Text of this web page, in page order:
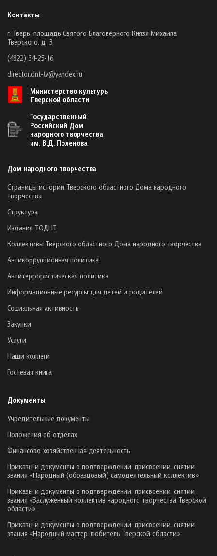
Контакты
г. Тверь, площадь Святого Благоверного Князя Михаила
Тверского, д. 3
(4822) 34-25-16
director.dnt-tv@yandex.ru
Министерство культуры
Тверской области
Государственный
Российский Дом
народного творчества
им. В.Д. Поленова
Дом народного творчества
Страницы истории Тверского областного Дома народного
творчества
Структура
Издания ТОДНТ
Коллективы Тверского областного Дома народного творчества
Антикоррупционная политика
Антитеррористическая политика
Информационные ресурсы для детей и родителей
Социальная активность
Закупки
Услуги
Наши коллеги
Гостевая книга
Документы
Учредительные документы
Положения об отделах
Финансово-хозяйственная деятельность
Приказы и документы о подтверждении, присвоении, снятии
звания «Народный (образцовый) самодеятельный коллектив»
Приказы и документы о подтверждении, присвоении, снятии
звания «Заслуженный коллектив народного творчества Тверской
области»
Приказы и документы о подтверждении, присвоении, снятии
звания «Народный мастер-любитель Тверской области»